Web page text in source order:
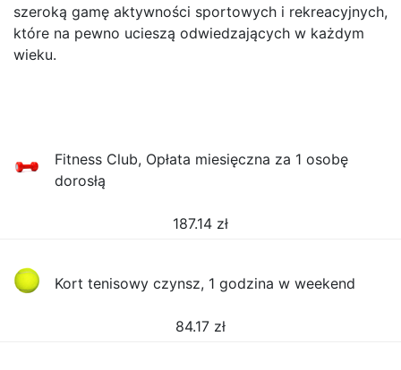
szeroką gamę aktywności sportowych i rekreacyjnych,
które na pewno ucieszą odwiedzających w każdym
wieku.
Fitness Club, Opłata miesięczna za 1 osobę
dorosłą
187.14 zł
Kort tenisowy czynsz, 1 godzina w weekend
84.17 zł